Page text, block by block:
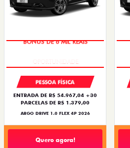
BÔNUS DE 6 MIL REAIS
PESSOA FÍSICA
ENTRADA DE R$ 54.967,04 +30
PARCELAS DE R$ 1.379,00
ARGO DRIVE 1.0 FLEX 4P 2026
Quero agora!